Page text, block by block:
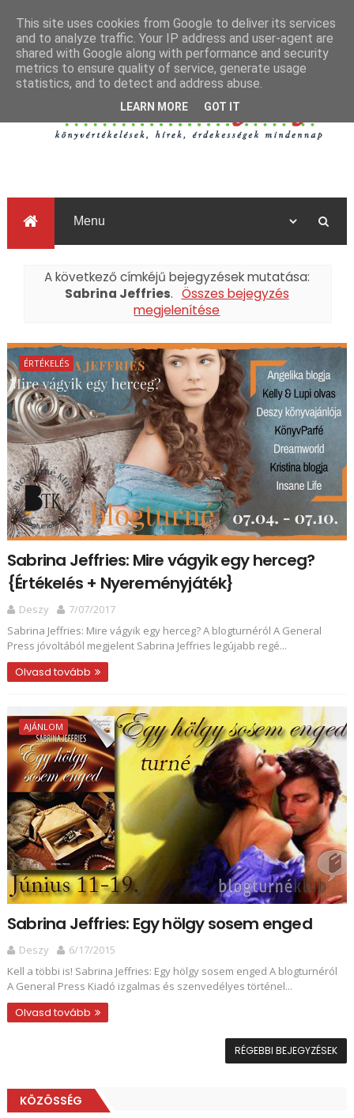
A következő címkéjű bejegyzések mutatása:
Sabrina Jeffries. Összes bejegyzés
megjelenítése
ÉRTÉKELÉS
Sabrina Jeffries: Mire ​vágyik egy herceg?
{Értékelés + Nyereményjáték}
Deszy
7/07/2017
Sabrina Jeffries: Mire ​vágyik egy herceg? A blogturnéról A General
Press jóvoltából megjelent Sabrina Jeffries legújabb regé...
Olvasd tovább
AJÁNLOM
Sabrina Jeffries: Egy hölgy sosem enged
Deszy
6/17/2015
Kell a többi is! Sabrina Jeffries: Egy hölgy sosem enged A blogturnéról
A General Press Kiadó izgalmas és szenvedélyes történel...
Olvasd tovább
RÉGEBBI BEJEGYZÉSEK
KÖZÖSSÉG
This site uses cookies from Google to deliver its services
and to analyze traffic. Your IP address and user-agent are
shared with Google along with performance and security
metrics to ensure quality of service, generate usage
statistics, and to detect and address abuse.
LEARN MORE GOT IT